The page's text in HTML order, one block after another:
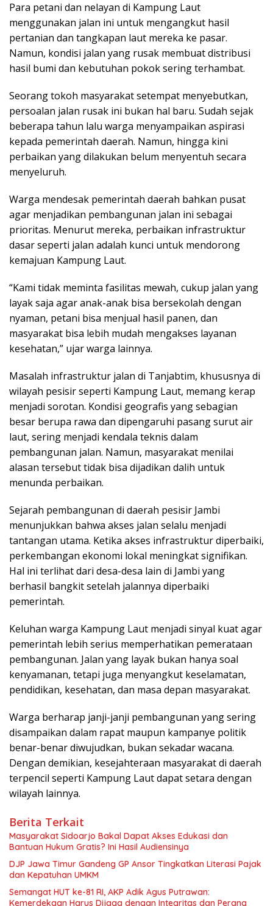
Para petani dan nelayan di Kampung Laut
menggunakan jalan ini untuk mengangkut hasil
pertanian dan tangkapan laut mereka ke pasar.
Namun, kondisi jalan yang rusak membuat distribusi
hasil bumi dan kebutuhan pokok sering terhambat.
Seorang tokoh masyarakat setempat menyebutkan,
persoalan jalan rusak ini bukan hal baru. Sudah sejak
beberapa tahun lalu warga menyampaikan aspirasi
kepada pemerintah daerah. Namun, hingga kini
perbaikan yang dilakukan belum menyentuh secara
menyeluruh.
Warga mendesak pemerintah daerah bahkan pusat
agar menjadikan pembangunan jalan ini sebagai
prioritas. Menurut mereka, perbaikan infrastruktur
dasar seperti jalan adalah kunci untuk mendorong
kemajuan Kampung Laut.
“Kami tidak meminta fasilitas mewah, cukup jalan yang
layak saja agar anak-anak bisa bersekolah dengan
nyaman, petani bisa menjual hasil panen, dan
masyarakat bisa lebih mudah mengakses layanan
kesehatan,” ujar warga lainnya.
Masalah infrastruktur jalan di Tanjabtim, khususnya di
wilayah pesisir seperti Kampung Laut, memang kerap
menjadi sorotan. Kondisi geografis yang sebagian
besar berupa rawa dan dipengaruhi pasang surut air
laut, sering menjadi kendala teknis dalam
pembangunan jalan. Namun, masyarakat menilai
alasan tersebut tidak bisa dijadikan dalih untuk
menunda perbaikan.
Sejarah pembangunan di daerah pesisir Jambi
menunjukkan bahwa akses jalan selalu menjadi
tantangan utama. Ketika akses infrastruktur diperbaiki,
perkembangan ekonomi lokal meningkat signifikan.
Hal ini terlihat dari desa-desa lain di Jambi yang
berhasil bangkit setelah jalannya diperbaiki
pemerintah.
Keluhan warga Kampung Laut menjadi sinyal kuat agar
pemerintah lebih serius memperhatikan pemerataan
pembangunan. Jalan yang layak bukan hanya soal
kenyamanan, tetapi juga menyangkut keselamatan,
pendidikan, kesehatan, dan masa depan masyarakat.
Warga berharap janji-janji pembangunan yang sering
disampaikan dalam rapat maupun kampanye politik
benar-benar diwujudkan, bukan sekadar wacana.
Dengan demikian, kesejahteraan masyarakat di daerah
terpencil seperti Kampung Laut dapat setara dengan
wilayah lainnya.
Berita Terkait
Masyarakat Sidoarjo Bakal Dapat Akses Edukasi dan
Bantuan Hukum Gratis? Ini Hasil Audiensinya
DJP Jawa Timur Gandeng GP Ansor Tingkatkan Literasi Pajak
dan Kepatuhan UMKM
Semangat HUT ke-81 RI, AKP Adik Agus Putrawan:
Kemerdekaan Harus Dijaga dengan Integritas dan Perang